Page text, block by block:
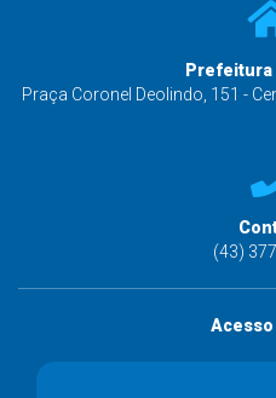
Prefeitura
Praça Coronel Deolindo, 151 -
(43)